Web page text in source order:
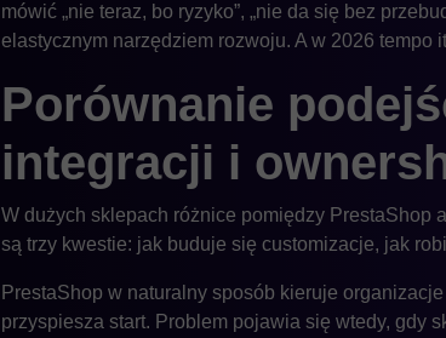
mówić „nie teraz, bo ryzyko”, „nie da się bez
elastycznym narzędziem rozwoju. A w 2026
Porównanie
integracji i
W dużych sklepach różnice pomiędzy PrestaShop
są trzy kwestie: jak buduje się customizacje, jak
PrestaShop w naturalny sposób kieruje
przyspiesza start. Problem pojawia się wtedy, gdy